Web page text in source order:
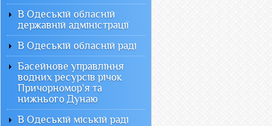
В Одеській обласній
державній адміністрації
В Одеській обласній раді
Басейнове управління
водних ресурсів річок
Причорномор`я та
нижнього Дунаю
В Одеській міській раді